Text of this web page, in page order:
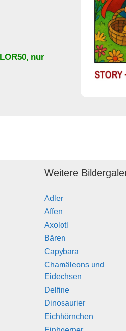
, nur
Weitere
Adler
Affen
Axolotl
Bären
Capybara
Chamäleons und
Eidechsen
Delfine
Dinosaurier
Eichhörnchen